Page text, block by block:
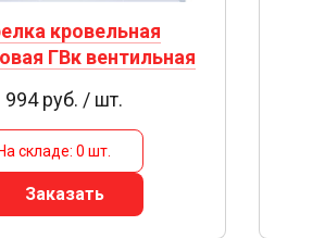
кровельная
ГВк вентильная
994 руб. / шт.
На складе: 0 шт.
Заказать